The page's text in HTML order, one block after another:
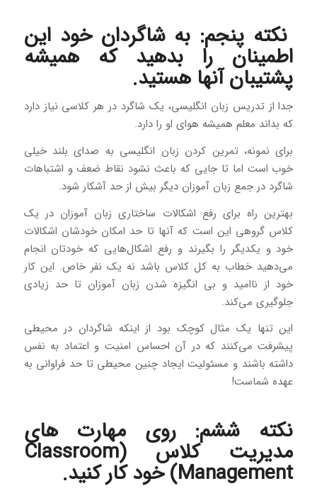
نکته پنجم: به شاگردان خود این
اطمینان را بدهید که همیشه
پشتیبان آنها هستید.
جدا از تدریس زبان انگلیسی، یک شاگرد در هر کلاسی نیاز دارد
که بداند معلم همیشه هوای او را دارد.
برای نمونه، تمرین کردن زبان انگلیسی به صدای بلند خیلی
خوب است اما تا جایی که باعث نشود نقاط ضعف و اشتباهات
شاگرد در جمع زبان آموزان دیگر بیش از حد آشکار شود.
بهترین راه برای رفع اشکالات ساختاری زبان آموزان در یک
کلاس گروهی این است که آنها تا حد امکان خودشان اشکالات
خود و یکدیگر را بگیرند و رفع اشکال‌هایی که خودتان انجام
می‌دهید خطاب به کل کلاس باشد نه یک نفر خاص. این کار
خود از ناامید و بی انگیزه شدن زبان آموزان تا حد زیادی
جلوگیری می‌کند.
این تنها یک مثال کوچک بود از اینکه شاگردان در محیطی
پیشرفت می‌کنند که در آن احساس امنیت و اعتماد به نفس
داشته باشند و مسئولیت ایجاد چنین محیطی تا حد فراوانی به
عهده شماست!
نکته ششم: روی مهارت های
مدیریت کلاس (Classroom
Management) خود کار کنید.